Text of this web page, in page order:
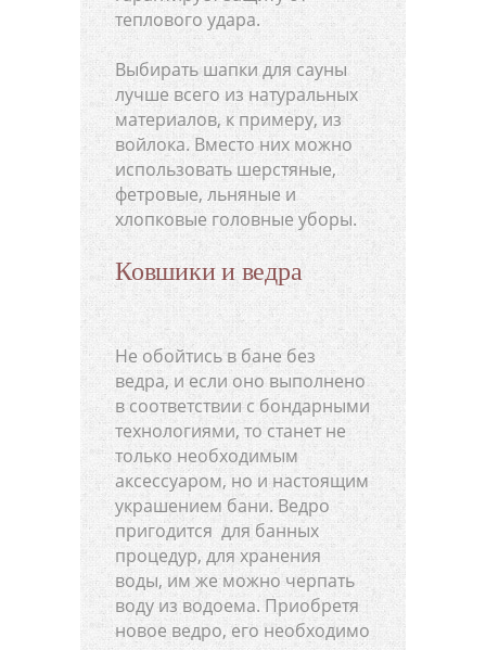
теплового удара.
Выбирать шапки для сауны
лучше всего из натуральных
материалов, к примеру, из
войлока. Вместо них можно
использовать шерстяные,
фетровые, льняные и
хлопковые головные уборы.
Ковшики и ведра
Не обойтись в бане без
ведра, и если оно выполнено
в соответствии с бондарными
технологиями, то станет не
только необходимым
аксессуаром, но и настоящим
украшением бани. Ведро
пригодится для банных
процедур, для хранения
воды, им же можно черпать
воду из водоема. Приобретя
новое ведро, его необходимо